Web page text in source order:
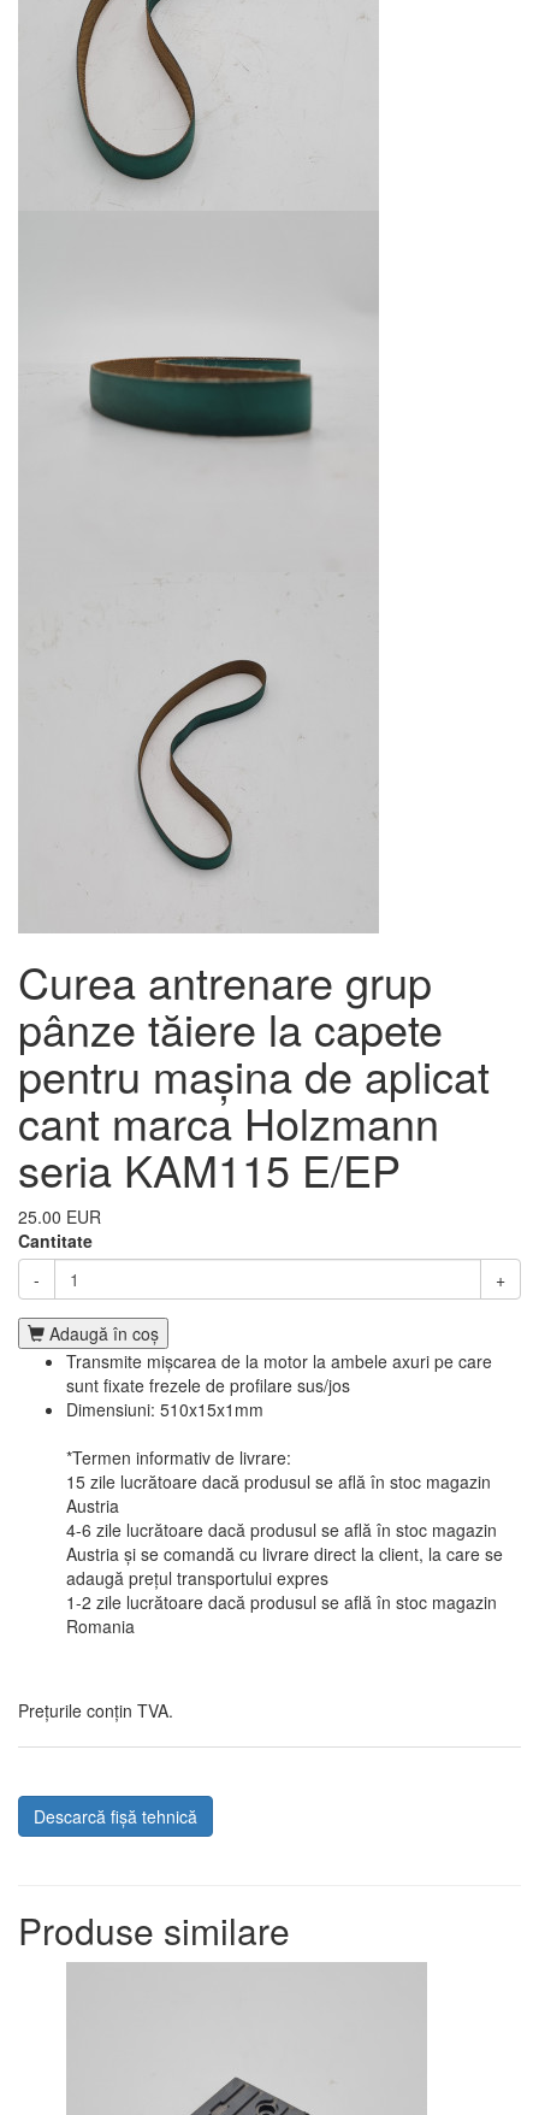
Curea antrenare grup
pânze tăiere la capete
pentru mașina de aplicat
cant marca Holzmann
seria KAM115 E/EP
25.00 EUR
Cantitate
-
+
Adaugă în coş
Transmite mișcarea de la motor la ambele axuri pe care
sunt fixate frezele de profilare sus/jos
Dimensiuni: 510x15x1mm
*Termen informativ de livrare:
15 zile lucrătoare dacă produsul se află în stoc magazin
Austria
4-6 zile lucrătoare dacă produsul se află în stoc magazin
Austria și se comandă cu livrare direct la client, la care se
adaugă prețul transportului expres
1-2 zile lucrătoare dacă produsul se află în stoc magazin
Romania
Prețurile conțin TVA.
Descarcă fișă tehnică
Produse similare